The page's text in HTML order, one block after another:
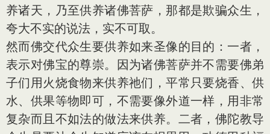
养诸天，乃至供养诸佛菩萨，那都是欺骗众生，
夸大不实的说法，实不可取。
然而佛交代众生要供养如来圣像的目的：一者，
表示对佛宝的尊崇。因为诸佛菩萨并不需要佛弟
子们用火烧食物来供养祂们，平常只要烧香、供
水、供果等物即可，不需要像外道一样，用非常
复杂而且不如法的做法来供养。二者，佛陀教导